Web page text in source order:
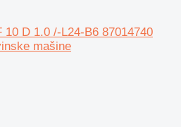
D 1.0 /-L24-B6 87014740
mašine